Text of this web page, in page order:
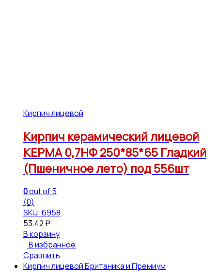
Кирпич лицевой
Кирпич керамический лицевой
КЕРМА 0,7НФ 250*85*65 Гладкий
(Пшеничное лето) под 556шт
0out of 5
(0)
SKU: 6958
53.42 ₽
В корзину
В избранное
Сравнить
Кирпич лицевой Британика и Премиум